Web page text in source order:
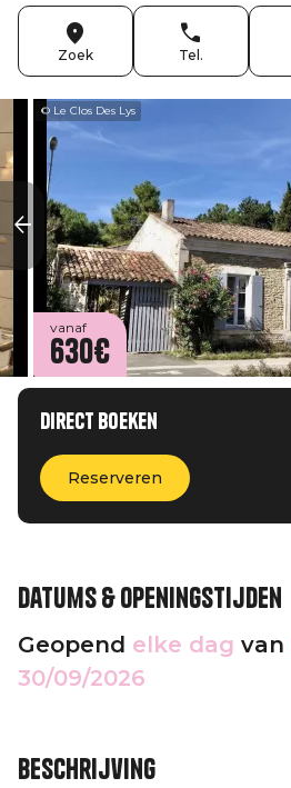
Zoek Tel.
© Le Clos Des Lys
vanaf
630€
Direct boeken
Reserveren
Datums & openingstijden
Geopend elke dag van
30/09/2026
Beschrijving